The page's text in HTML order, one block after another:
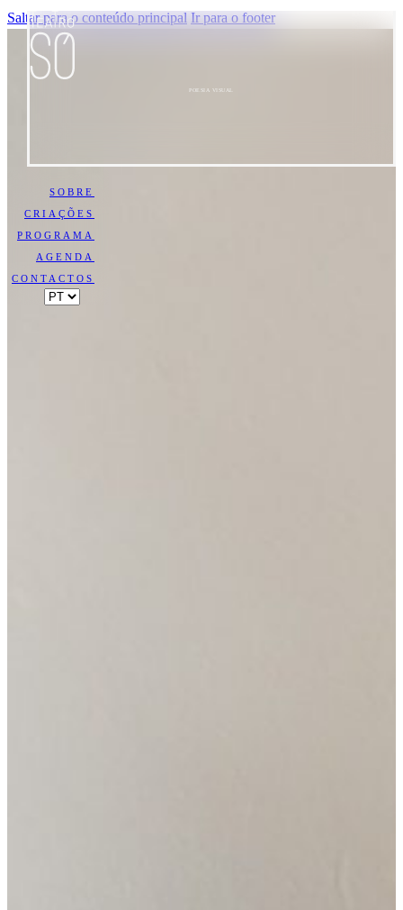
Saltar para o conteúdo principal Ir para o footer
POESIA VISUAL
SOBRE
CRIAÇÕES
PROGRAMA
AGENDA
CONTACTOS